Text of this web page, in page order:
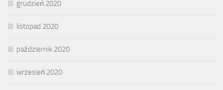
grudzień 2020
listopad 2020
październik 2020
wrzesień 2020